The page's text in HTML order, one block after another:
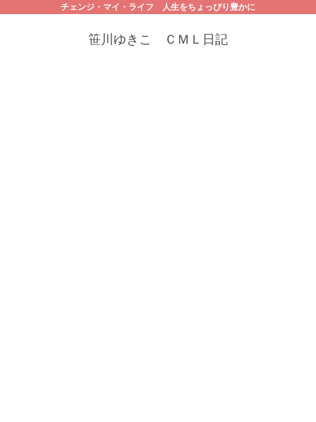
チェンジ・マイ・ライフ 人生をちょっぴり豊かに
笹川ゆきこ ＣＭＬ日記